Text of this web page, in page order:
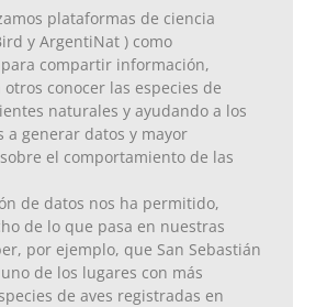
plataformas de ciencia
y ArgentiNat ) como
compartir información,
conocer las especies de
naturales y ayudando a los
a generar datos y mayor
el comportamiento de las
de datos nos ha permitido,
de lo que pasa en nuestras
por ejemplo, que San Sebastián
de los lugares con más
de aves registradas en